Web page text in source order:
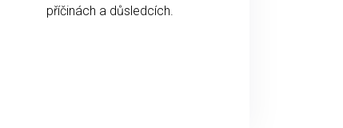
příčinách a důsledcích.